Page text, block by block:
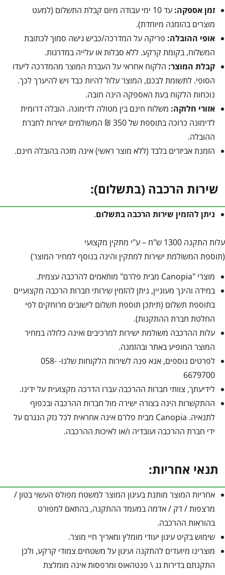
זמן אספקה:
עד 10 ימי עבודה מיום קבלת התשלום (למעט
מוצרים בהזמנה מיוחדת).
אופי ההובלה: פריקה על המדרכה/כביש גישה סמוך לכתובת
המשלוח, בקומת קרקע. ללא סבלות או עלייה במדרגות.
קבלת המוצר: הלקוח אחראי על העברת המוצר מהמדרכה ליעדו
הסופי. לתשומת לבכם, המוצר עלול להיות כבד ויש להיערך לכך.
נוכחות הלקוח בעת האספקה הינה חובה.
אזורי חלוקה: משלוח חינם בין מטולה לדימונה. הובלה דרומית
לדימונה כרוכה בתוספת של 350 ₪ המשולמים ישירות לחברת
ההובלה.
הזמנת אביזרים בלבד (ללא מוצר ראשי) אינה מזכה בהובלה חינם.
שירות הרכבה (בתשלום):
ניתן להזמין שירות הרכבה בתשלום.
עלות התקנה 1300 ש"ח – ע"י מתקין מקצועי
(תוספת המשולמת ישירות למתקין והינה בנוסף למחיר המוצר)
מוצרי "Canopia מבית פלרם" מותאמים להרכבה עצמית.
במידה והינך מעוניין, ניתן להזמין שירותי חברות הרכבה מקצועיים
בתוספת תשלום (תיתכן תוספת תשלום לישובים מרוחקים לפי
החלטת חברת ההתקנות).
עלות ההרכבה משולמת ישירות למרכיבים ואינה כלולה במחיר
המוצר המופיע באתר ובהזמנה.
לפרטים נוספים, אנא פנה לשירות הלקוחות שלנו- 058-
6679700
לידיעתך, צוותי חברות ההרכבה עברו הדרכה מקצועית על ידינו.
ההתקשרות הינה בצורה ישירה מול חברות ההרכבה ובכפוף
לתנאיה. Canopia מבית פלרם אינה אחראית לכל נזק הנגרם על
ידי חברת ההרכבה ועובדיה ו/או לאיכות ההרכבה.
תנאי אחריות:
אחריות המוצר מותנת בעיגון המוצר למשטח מפולס העשוי בטון /
מרצפות / דק / אדמה במעמד ההתקנה, בהתאם למפורט
בהוראות ההרכבה.
שימוש בקיט עיגון יעודי מומלץ ומאריך חיי מוצר.
מוצרינו מיועדים להתקנה ועיגון על משטחים צמודי קרקע, ולכן
התקנתם בדירות גג \ פנטהאוס ומרפסות אינה מומלצת